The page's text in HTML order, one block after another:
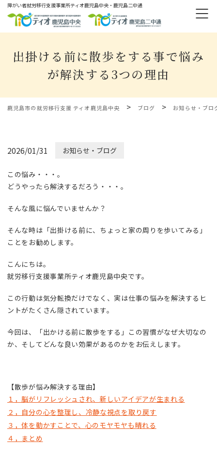
障がい者就労移⾏⽀援事業所ティオ⿅児島中央・鹿児島二中通
出掛ける前に散歩をする事で悩み
が解決する3つの理由
鹿児島市の就労移行支援 ティオ鹿児島中央 > ブログ > お知らせ・ブロ
2026/01/31 お知らせ・ブログ
この悩み・・・。
どうやったら解決するだろう・・・。
そんな風に悩んでいませんか？
そんな時は「出掛ける前に、ちょっと家の周りを歩いてみる」
ことをお勧めします。
こんにちは。
就労移行支援事業所ティオ鹿児島中央です。
この行動は気分転換だけでなく、実は仕事の悩みを解決するヒ
ントがたくさん隠されています。
今回は、「出かける前に散歩をする」この習慣がなぜ大切なの
か、そしてどんな良い効果があるのかをお伝えします。
【散歩が悩み解決する理由】
１，脳がリフレッシュされ、新しいアイデアが生まれる
２，自分の心を整理し、冷静な視点を取り戻す
３，体を動かすことで、心のモヤモヤも晴れる
４，まとめ